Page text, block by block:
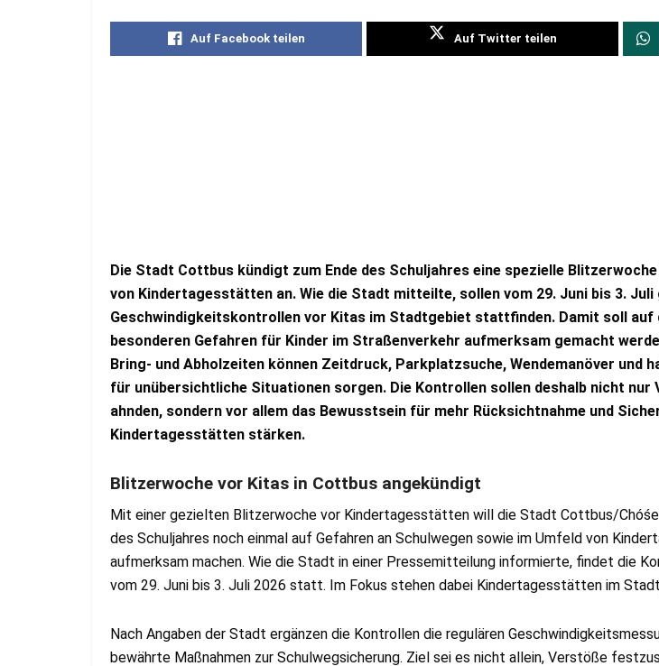
Auf Facebook teilen Auf Twitter teilen
Die Stadt Cottbus kündigt zum Ende des Schuljahres eine spezielle
von Kindertagesstätten an. Wie die Stadt mitteilte, sollen vom 29. Juni bis 3. Juli
Geschwindigkeitskontrollen vor Kitas im Stadtgebiet stattfinden. Damit soll auf
besonderen Gefahren für Kinder im Straßenverkehr aufmerksam gemacht
Bring- und Abholzeiten können Zeitdruck, Parkplatzsuche, Wendemanöver und
für unübersichtliche Situationen sorgen. Die Kontrollen sollen deshalb nicht nur
ahnden, sondern vor allem das Bewusstsein für mehr Rücksichtnahme und
Kindertagesstätten stärken.
Blitzerwoche vor Kitas in Cottbus angekündigt
Mit einer gezielten Blitzerwoche vor Kindertagesstätten will die Stadt Cottbus/
des Schuljahres noch einmal auf Gefahren an Schulwegen sowie im Umfeld von
aufmerksam machen. Wie die Stadt in einer Pressemitteilung informierte, findet die
vom 29. Juni bis 3. Juli 2026 statt. Im Fokus stehen dabei Kindertagesstätten im
Nach Angaben der Stadt ergänzen die Kontrollen die regulären
bewährte Maßnahmen zur Schulwegsicherung. Ziel sei es nicht allein, Verstöße